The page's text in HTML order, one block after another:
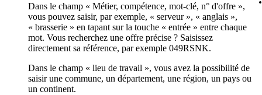
Dans le champ « Métier, compétence, mot-clé, n° d'offre »,
vous pouvez saisir, par exemple, « serveur », « anglais »,
« brasserie » en tapant sur la touche « entrée » entre chaque
mot. Vous recherchez une offre précise ? Saisissez
directement sa référence, par exemple 049RSNK.
Dans le champ « lieu de travail », vous avez la possibilité de
saisir une commune, un département, une région, un pays ou
un continent.